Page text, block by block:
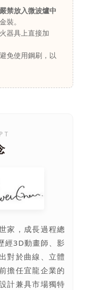
嚴禁放入微波爐中
裝。
器具上直接加
免使用鋼刷，以
家，成長過程總
經3D動畫師、影
對於曲線、立體
擔任宜龍企業的
計兼具市場獨特